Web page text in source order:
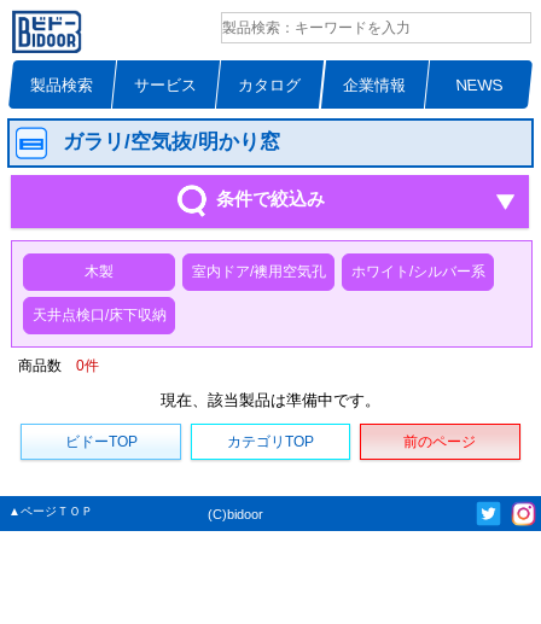
製品検索 サービス カタログ 企業情報 NEWS
ガラリ/空気抜/明かり窓
条件で絞込み
木製 室内ドア/襖用空気孔 ホワイト/シルバー系
天井点検口/床下収納
商品数 0件
現在、該当製品は準備中です。
ビドーTOP カテゴリTOP 前のページ
▲ページＴＯＰ (C)bidoor